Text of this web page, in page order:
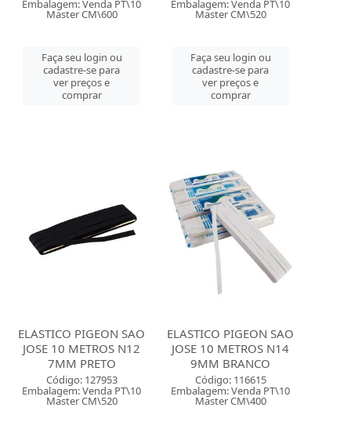
Embalagem: Venda PT\10
Master CM\600
Faça seu login ou
cadastre-se para
ver preços e
comprar
Embalagem: Venda PT\10
Master CM\520
Faça seu login ou
cadastre-se para
ver preços e
comprar
ELASTICO PIGEON SAO
JOSE 10 METROS N12
7MM PRETO
Código: 127953
Embalagem: Venda PT\10
Master CM\520
ELASTICO PIGEON SAO
JOSE 10 METROS N14
9MM BRANCO
Código: 116615
Embalagem: Venda PT\10
Master CM\400